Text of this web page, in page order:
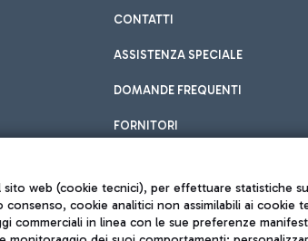
CONTATTI
ASSISTENZA SPECIALE
DOMANDE FREQUENTI
FORNITORI
web (cookie tecnici), per effettuare statistiche
cookie analitici non assimilabili ai cookie
commerciali in linea con le sue preferenze